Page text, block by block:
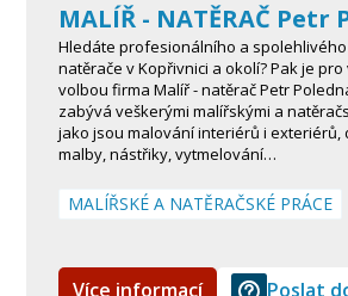
MALÍŘ - NATĚRAČ Petr
Hledáte profesionálního a
natěrače v Kopřivnici a okolí? Pak je
volbou firma Malíř - natěrač Petr
zabývá veškerými malířskými a
jako jsou malování interiérů i exteriérů,
malby, nástřiky, vytmelování…
MALÍŘSKÉ A NATĚRAČSKÉ PRÁCE
Více informací Poslat